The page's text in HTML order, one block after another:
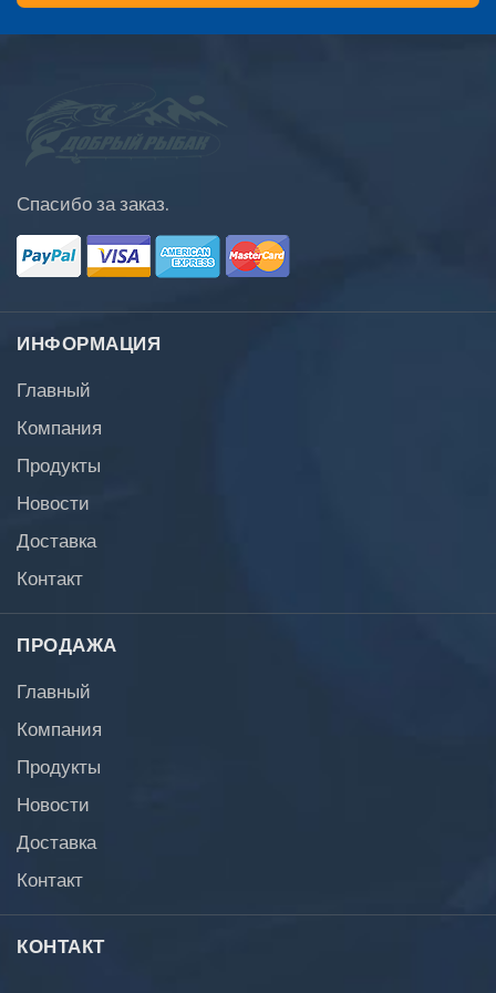
Спасибо за заказ.
ИНФОРМАЦИЯ
Главный
Компания
Продукты
Новости
Доставка
Контакт
ПРОДАЖА
Главный
Компания
Продукты
Новости
Доставка
Контакт
КОНТАКТ